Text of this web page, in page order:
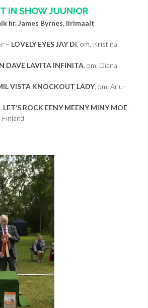
IN SHOW JUUNIOR
hr. James Byrnes, Iirimaalt
– LOVELY EYES JAY DI , om. Kristina
DAVE LAVITA INFINITA , om. Diana
VISTA KNOCKOUT LADY, om. Anu-
LET’S ROCK EENY MEENY MINY MOE
Finland